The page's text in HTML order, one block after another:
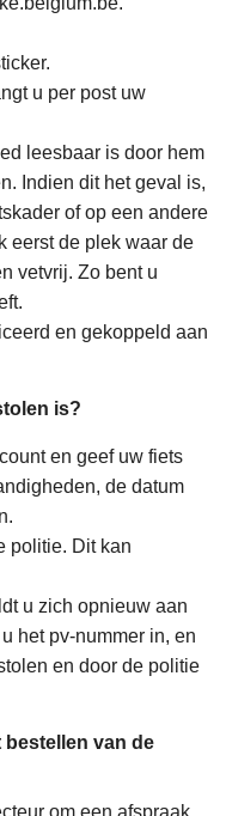
u per post uw
leesbaar is door hem
Indien dit het geval is,
of op een andere
eerst de plek waar de
vetvrij. Zo bent u
en gekoppeld aan
is?
en geef uw fiets
de datum
politie. Dit kan
u zich opnieuw aan
het pv-nummer in, en
en door de politie
van de